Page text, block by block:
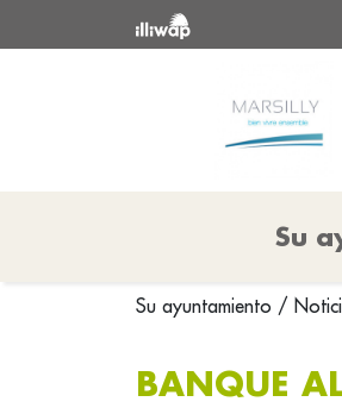
Su
Su ayuntamiento /
BANQUE